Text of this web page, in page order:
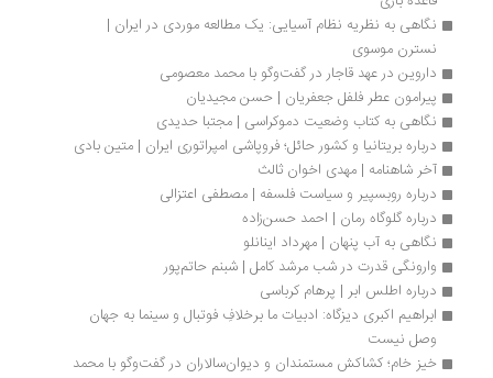
نگاهی به نظریه نظام آسیایی: یک مطالعه موردی در ایران |
نسترن موسوی
داروین در عهد قاجار در گفت‌وگو با محمد معصومی
پیرامون عطر فلفل جعفریان | حسن مجیدیان
نگاهی به کتاب وضعیت دموکراسی | مجتبا حدیدی
درباره بریتانیا و کشور حائل؛ فروپاشی امپراتوری ایران | متین بادی
آخر شاهنامه | مهدی اخوان ثالث
درباره روبسپیر و سیاست فلسفه | مصطفی اعتزالی
درباره گلوگاه رمان | احمد حسن‌زاده
نگاهی به آب پنهان | مهرداد اینانلو
وارونگی قدرت در شب مرشد کامل | شبنم حاتم‌پور
درباره اطلس ابر | پرهام کرباسی
ابراهیم اکبری دیزگاه: ادبیات ما برخلافِ فوتبال و سینما به جهان
وصل نیست
خیز خام؛ کشاکش مستمندان و دیوان‌سالاران در گفت‌وگو با محمد